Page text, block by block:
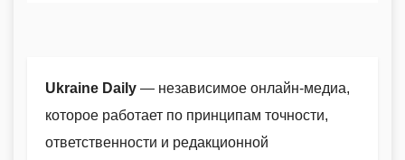
Ukraine Daily — независимое онлайн-медиа,
которое работает по принципам точности,
ответственности и редакционной